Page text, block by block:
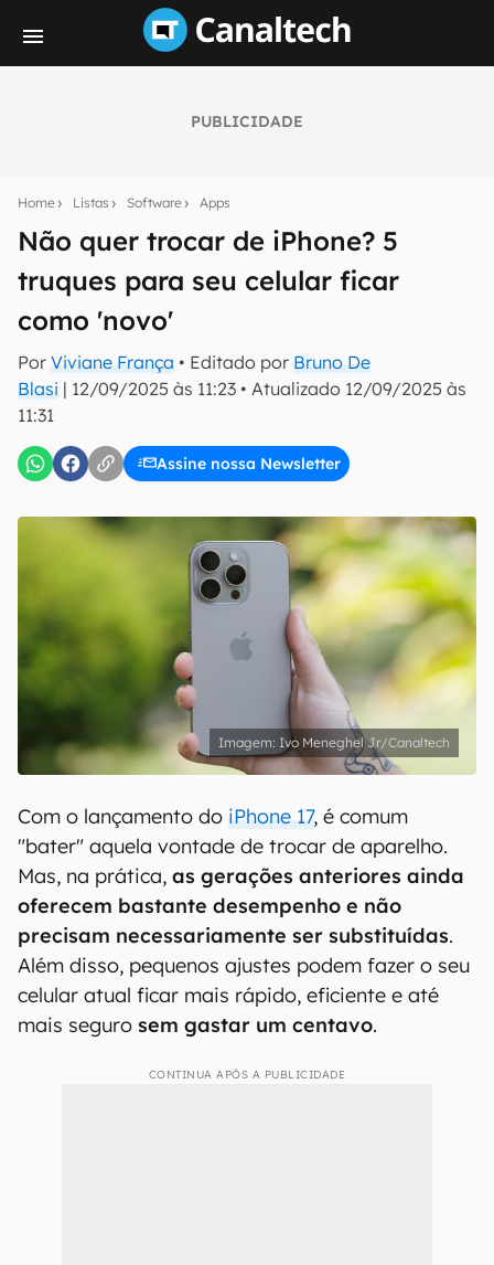
PUBLICIDADE
Home Listas Software Apps
Não quer trocar de iPhone? 5
truques para seu celular ficar
como 'novo'
Por Viviane França • Editado por Bruno De
Blasi | 12/09/2025 às 11:23 • Atualizado 12/09/2025 às
11:31
Assine nossa Newsletter
notícias e reviews sobre tecnologia em primeira
E-mail
inscreva-se
Uso e Política de Privacidade do Canaltech.
Ivo Meneghel Jr/Canaltech
Com o lançamento do iPhone 17, é comum
"bater" aquela vontade de trocar de aparelho.
Mas, na prática, as gerações anteriores ainda
oferecem bastante desempenho e não
precisam necessariamente ser substituídas.
Além disso, pequenos ajustes podem fazer o seu
celular atual ficar mais rápido, eficiente e até
mais seguro sem gastar um centavo.
CONTINUA APÓS A PUBLICIDADE